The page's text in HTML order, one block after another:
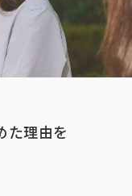
ュー
わせ
た理由を